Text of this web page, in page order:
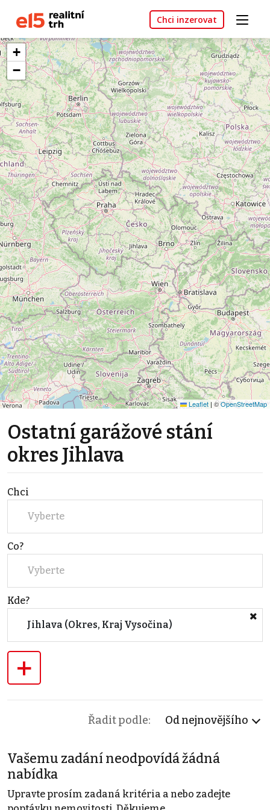
Chci inzerovat
+
−
Leaflet | ©OpenStreetMap
Ostatní garážové stání
okres Jihlava
Chci
Vyberte
Co?
Vyberte
Kde?
Jihlava (Okres, Kraj Vysočina)
+
Řadit podle: Od nejnovějšího
Vašemu zadání neodpovídá žádná
nabídka
Upravte prosím zadaná kritéria a nebo zadejte